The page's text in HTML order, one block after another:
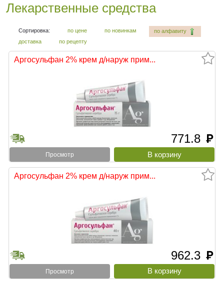
Лекарственные средства
Сортировка: по цене по новинкам
по алфавиту
доставка
по рецепту
Аргосульфан 2% крем д/наруж прим...
771.8 руб
Просмотр
Аргосульфан 2% крем д/наруж прим...
962.3 руб
Просмотр